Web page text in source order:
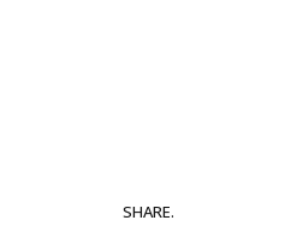
SHARE.